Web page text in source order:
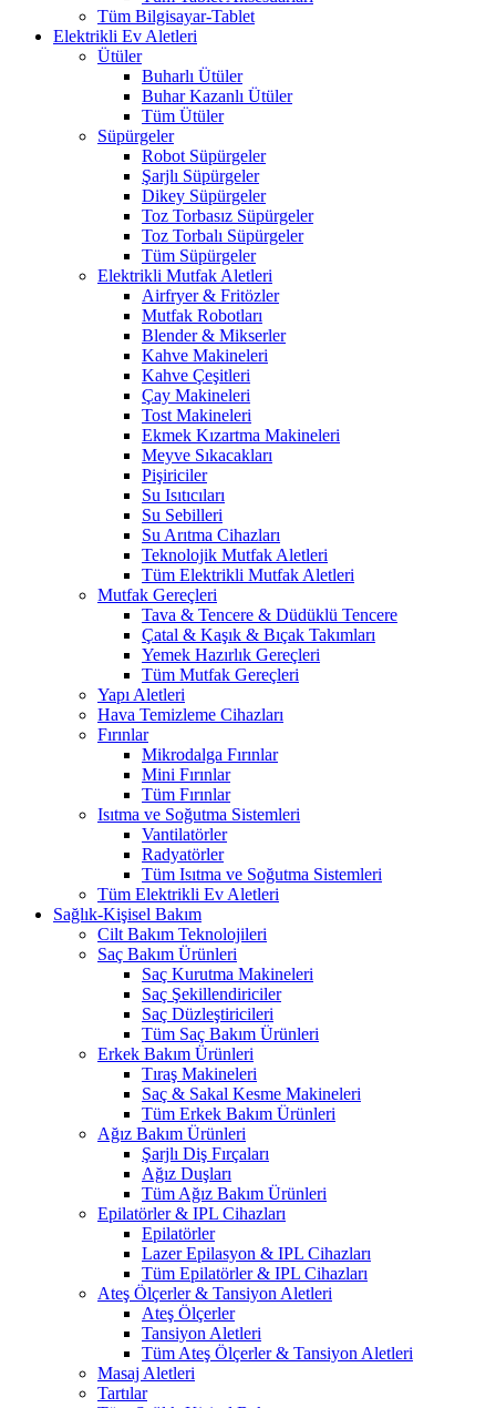
Tüm Bilgisayar-Tablet
Elektrikli Ev Aletleri
Ütüler
Buharlı Ütüler
Buhar Kazanlı Ütüler
Tüm Ütüler
Süpürgeler
Robot Süpürgeler
Şarjlı Süpürgeler
Dikey Süpürgeler
Toz Torbasız Süpürgeler
Toz Torbalı Süpürgeler
Tüm Süpürgeler
Elektrikli Mutfak Aletleri
Airfryer & Fritözler
Mutfak Robotları
Blender & Mikserler
Kahve Makineleri
Kahve Çeşitleri
Çay Makineleri
Tost Makineleri
Ekmek Kızartma Makineleri
Meyve Sıkacakları
Pişiriciler
Su Isıtıcıları
Su Sebilleri
Su Arıtma Cihazları
Teknolojik Mutfak Aletleri
Tüm Elektrikli Mutfak Aletleri
Mutfak Gereçleri
Tava & Tencere & Düdüklü Tencere
Çatal & Kaşık & Bıçak Takımları
Yemek Hazırlık Gereçleri
Tüm Mutfak Gereçleri
Yapı Aletleri
Hava Temizleme Cihazları
Fırınlar
Mikrodalga Fırınlar
Mini Fırınlar
Tüm Fırınlar
Isıtma ve Soğutma Sistemleri
Vantilatörler
Radyatörler
Tüm Isıtma ve Soğutma Sistemleri
Tüm Elektrikli Ev Aletleri
Sağlık-Kişisel Bakım
Cilt Bakım Teknolojileri
Saç Bakım Ürünleri
Saç Kurutma Makineleri
Saç Şekillendiriciler
Saç Düzleştiricileri
Tüm Saç Bakım Ürünleri
Erkek Bakım Ürünleri
Tıraş Makineleri
Saç & Sakal Kesme Makineleri
Tüm Erkek Bakım Ürünleri
Ağız Bakım Ürünleri
Şarjlı Diş Fırçaları
Ağız Duşları
Tüm Ağız Bakım Ürünleri
Epilatörler & IPL Cihazları
Epilatörler
Lazer Epilasyon & IPL Cihazları
Tüm Epilatörler & IPL Cihazları
Ateş Ölçerler & Tansiyon Aletleri
Ateş Ölçerler
Tansiyon Aletleri
Tüm Ateş Ölçerler & Tansiyon Aletleri
Masaj Aletleri
Tartılar